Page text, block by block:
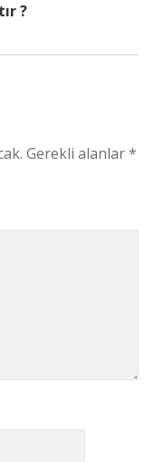
?
Gerekli alanlar*